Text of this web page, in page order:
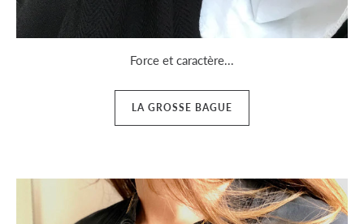
Force et caractère...
LA GROSSE BAGUE